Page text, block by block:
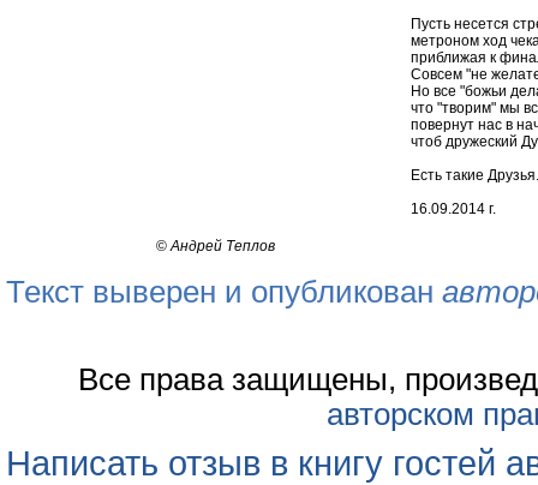
Пусть несется
метроном ход
приближая к
Совсем "не
Но все "божьи
что "творим" мы
повернут нас в
чтоб дружеский
Есть такие
16.09.2014 г.
©Андрей Теплов
Текст выверен и опубликован
Все права защищены,
авторском
Написать отзыв в книгу гостей